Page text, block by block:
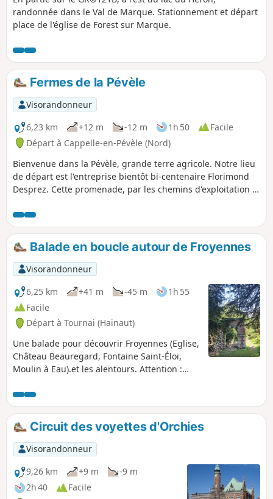
randonnée dans le Val de Marque. Stationnement et départ
place de l'église de Forest sur Marque.
Fermes de la Pévèle
Visorandonneur
6,23 km
+12 m -12 m 1h 50
Facile
Départ à Cappelle-en-Pévèle (Nord)
Bienvenue dans la Pévèle, grande terre agricole. Notre lieu
de départ est l'entreprise bientôt bi-centenaire Florimond
Desprez. Cette promenade, par les chemins d'exploitation et
fermes et des espaces dégagés. Cette promenade facile
comporte plusieurs raccourcis si vous êtes avec des enfants
et ne connaissez pas encore leur capacités de promenade,
ou tout simplement si vous n'êtes pas certain de la météo !
Balade en boucle autour de Froyennes
Visorandonneur
6,25 km
+41 m -45 m
1h 55
Facile
Départ à Tournai (Hainaut)
Une balade pour découvrir Froyennes (Eglise,
Château Beauregard, Fontaine Saint-Éloi,
Moulin à Eau).et les alentours. Attention :
Circuit des voyettes d'Orchies
Visorandonneur
9,26 km
+9 m
-9 m
2h 40
Facile